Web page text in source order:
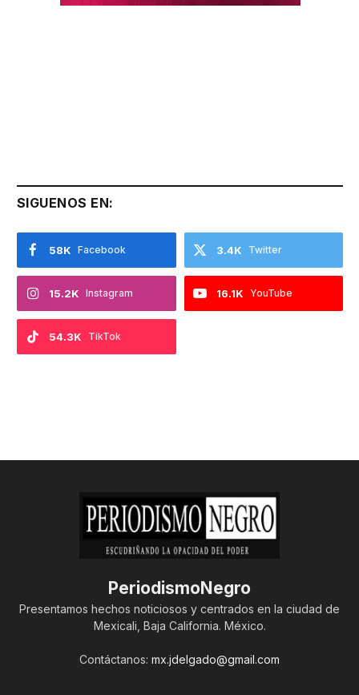
SIGUENOS EN:
Facebook
58K Twitter
3.4K
Instagram
15.2K YouTube
16.1K
TikTok
54.3K
PeriodismoNegro
Presentamos hechos noticiosos y centrados en la ciudad de
Mexicali, Baja California. México.
Contáctanos: mx.jdelgado@gmail.com